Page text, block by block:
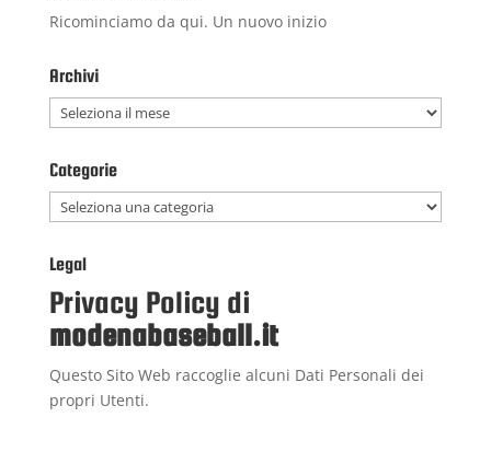
Ricominciamo da qui. Un nuovo inizio
Archivi
Archivi
Categorie
Categorie
Legal
Privacy Policy di
modenabaseball.it
Questo Sito Web raccoglie alcuni Dati Personali dei
propri Utenti.